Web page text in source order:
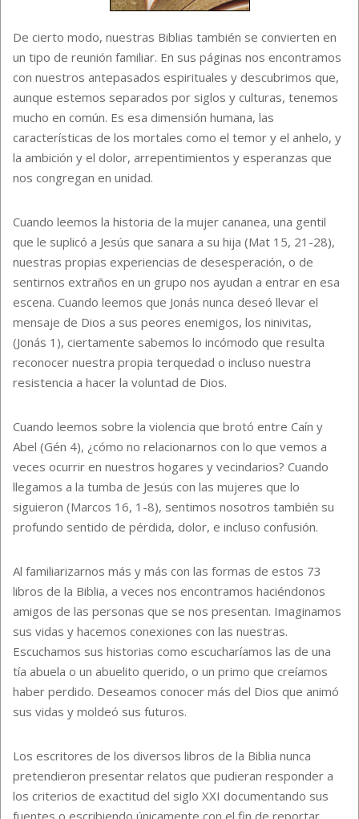
De cierto modo, nuestras Biblias también se convierten en
un tipo de reunión familiar. En sus páginas nos encontramos
con nuestros antepasados espirituales y descubrimos que,
aunque estemos separados por siglos y culturas, tenemos
mucho en común. Es esa dimensión humana, las
características de los mortales como el temor y el anhelo, y
la ambición y el dolor, arrepentimientos y esperanzas que
nos congregan en unidad.
Cuando leemos la historia de la mujer cananea, una gentil
que le suplicó a Jesús que sanara a su hija (Mat 15, 21-28),
nuestras propias experiencias de desesperación, o de
sentirnos extraños en un grupo nos ayudan a entrar en esa
escena. Cuando leemos que Jonás nunca deseó llevar el
mensaje de Dios a sus peores enemigos, los ninivitas,
(Jonás 1), ciertamente sabemos lo incómodo que resulta
reconocer nuestra propia terquedad o incluso nuestra
resistencia a hacer la voluntad de Dios.
Cuando leemos sobre la violencia que brotó entre Caín y
Abel (Gén 4), ¿cómo no relacionarnos con lo que vemos a
veces ocurrir en nuestros hogares y vecindarios? Cuando
llegamos a la tumba de Jesús con las mujeres que lo
siguieron (Marcos 16, 1-8), sentimos nosotros también su
profundo sentido de pérdida, dolor, e incluso confusión.
Al familiarizarnos más y más con las formas de estos 73
libros de la Biblia, a veces nos encontramos haciéndonos
amigos de las personas que se nos presentan. Imaginamos
sus vidas y hacemos conexiones con las nuestras.
Escuchamos sus historias como escucharíamos las de una
tía abuela o un abuelito querido, o un primo que creíamos
haber perdido. Deseamos conocer más del Dios que animó
sus vidas y moldeó sus futuros.
Los escritores de los diversos libros de la Biblia nunca
pretendieron presentar relatos que pudieran responder a
los criterios de exactitud del siglo XXI documentando sus
fuentes o escribiendo únicamente con el fin de reportar